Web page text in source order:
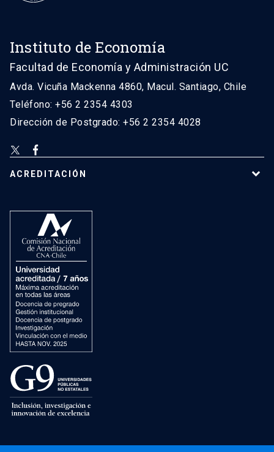
Instituto de Economía
Facultad de Economía y Administración UC
Avda. Vicuña Mackenna 4860, Macul. Santiago, Chile
Teléfono: +56 2 2354 4303
Dirección de Postgrado: +56 2 2354 4028
ACREDITACIÓN